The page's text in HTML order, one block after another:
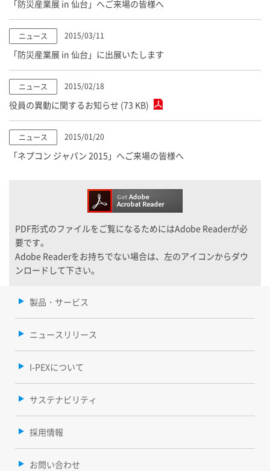
「防災産業展 in 仙台」へご来場の皆様へ
ニュース 2015/03/11
「防災産業展 in 仙台」に出展いたします
ニュース 2015/02/18
役員の異動に関するお知らせ (73 KB)
ニュース 2015/01/20
「ネプコン ジャパン 2015」へご来場の皆様へ
PDF形式のファイルをご覧になるためにはAdobe Readerが必
要です。
Adobe Readerをお持ちでない場合は、左のアイコンからダウ
ンロードして下さい。
製品・サービス
ニュースリリース
I-PEXについて
サステナビリティ
採用情報
お問い合わせ